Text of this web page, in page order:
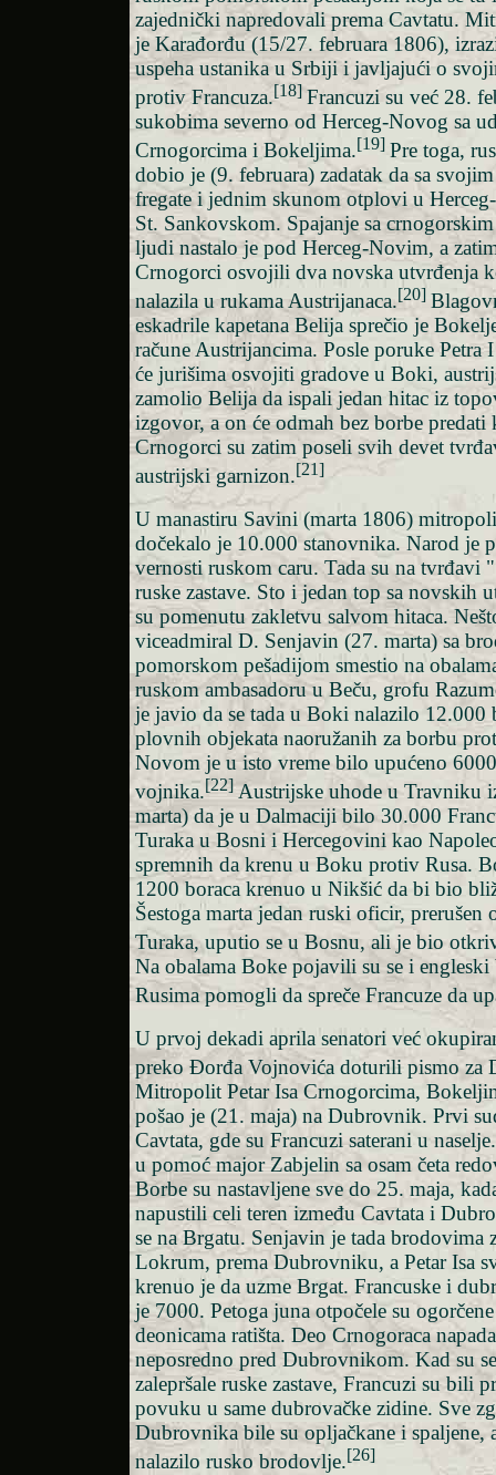
zajednički napredovali prema Cavtatu.
je Karađorđu (15/27. februara 1806),
uspeha ustanika u Srbiji i javljajući o
protiv Francuza.[18]Francuzi su već 28.
sukobima severno od Herceg-Novog sa
Crnogorcima i Bokeljima.[19] Pre toga,
dobio je (9. februara) zadatak da sa
fregate i jednim skunom otplovi u
St. Sankovskom. Spajanje sa
ljudi nastalo je pod Herceg-Novim, a
Crnogorci osvojili dva novska utvrđenja
nalazila u rukama Austrijanaca.[20]
eskadrile kapetana Belija sprečio je
račune Austrijancima. Posle poruke Petra
će jurišima osvojiti gradove u Boki,
zamolio Belija da ispali jedan hitac iz
izgovor, a on će odmah bez borbe
Crnogorci su zatim poseli svih devet
austrijski garnizon.[21]
U manastiru Savini (marta 1806)
dočekalo je 10.000 stanovnika. Narod je
vernosti ruskom caru. Tada su na tvrđavi
ruske zastave. Sto i jedan top sa novskih
su pomenutu zakletvu salvom hitaca.
viceadmiral D. Senjavin (27. marta) sa
pomorskom pešadijom smestio na
ruskom ambasadoru u Beču, grofu
je javio da se tada u Boki nalazilo 12.000
plovnih objekata naoružanih za borbu
Novom je u isto vreme bilo upućeno
vojnika.[22]Austrijske uhode u Travniku
marta) da je u Dalmaciji bilo 30.000
Turaka u Bosni i Hercegovini kao
spremnih da krenu u Boku protiv Rusa.
1200 boraca krenuo u Nikšić da bi bio
Šestoga marta jedan ruski oficir, prerušen
Turaka, uputio se u Bosnu, ali je bio
Na obalama Boke pojavili su se i
Rusima pomogli da spreče Francuze da
U prvoj dekadi aprila senatori već
preko Đorđa Vojnovića doturili pismo za
Mitropolit Petar Isa Crnogorcima,
pošao je (21. maja) na Dubrovnik. Prvi
Cavtata, gde su Francuzi saterani u
u pomoć major Zabjelin sa osam četa
Borbe su nastavljene sve do 25. maja,
napustili celi teren između Cavtata i
se na Brgatu. Senjavin je tada brodovima
Lokrum, prema Dubrovniku, a Petar Isa
krenuo je da uzme Brgat. Francuske i
je 7000. Petoga juna otpočele su
deonicama ratišta. Deo Crnogoraca
neposredno pred Dubrovnikom. Kad su
zalepršale ruske zastave, Francuzi su bili
povuku u same dubrovačke zidine. Sve
Dubrovnika bile su opljačkane i spaljene,
nalazilo rusko brodovlje.[26]